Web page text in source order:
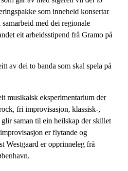
som inneheld konsertar
med dei regionale
eit arbeidsstipend frå Gramo på
av dei to banda som skal spela på
musikalsk eksperimentarium der
fri improvisasjon, klassisk-,
saman til ein heilskap der skillet
er flytande og
Westgaard er opprinneleg frå